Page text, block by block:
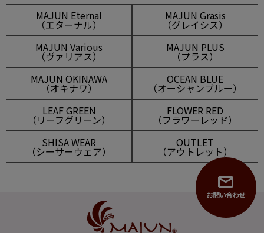
MAJUN Eternal
（エターナル）
MAJUN Grasis
（グレイシス）
MAJUN Various
（ヴァリアス）
MAJUN PLUS
（プラス）
MAJUN OKINAWA
（オキナワ）
OCEAN BLUE
（オーシャンブルー）
LEAF GREEN
（リーフグリーン）
FLOWER RED
（フラワーレッド）
SHISA WEAR
（シーサーウェア）
OUTLET
（アウトレット）
お問い合わせ